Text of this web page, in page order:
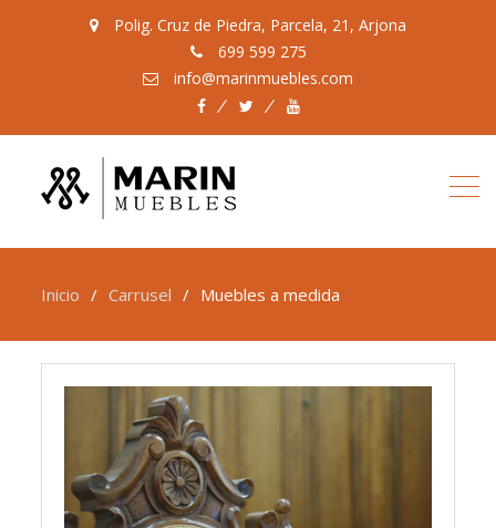
Polig. Cruz de Piedra, Parcela, 21, Arjona
699 599 275
info@marinmuebles.com
TwitterYoutube
Inicio Carrusel Muebles a medida